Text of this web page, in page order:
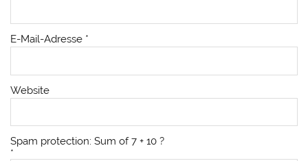
E-Mail-Adresse *
Website
Spam protection: Sum of 7 + 10 ?
*